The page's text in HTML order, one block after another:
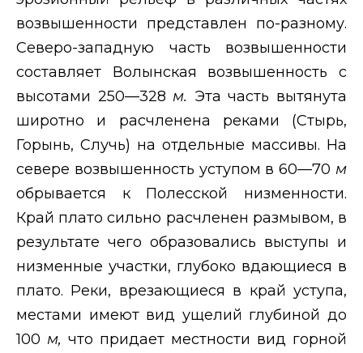
возвышенности представлен по-разному.
Северо-западную часть возвышенности
составляет Волынская возвышенность с
высотами 250—328 м. Эта часть вытянута
широтно и расчленена реками (Стырь,
Горынь, Случь) на отдельные массивы. На
севере возвышенность уступом в 60—70 м
обрывается к Полесской низменности.
Край плато сильно расчленен размывом, в
результате чего образовались выступы и
низменные участки, глубоко вдающиеся в
плато. Реки, врезающиеся в край уступа,
местами имеют вид ущелий глубиной до
100 м, что придает местности вид горной